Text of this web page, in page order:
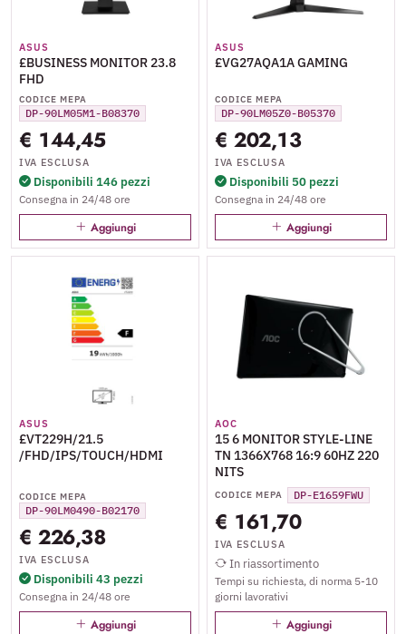
ASUS
£BUSINESS MONITOR 23.8
FHD
CODICE MEPA
DP-90LM05M1-B08370
€ 144,45
IVA ESCLUSA
Disponibili 146 pezzi
Consegna in 24/48 ore
Aggiungi
ASUS
£VG27AQA1A GAMING
CODICE MEPA
DP-90LM05Z0-B05370
€ 202,13
IVA ESCLUSA
Disponibili 50 pezzi
Consegna in 24/48 ore
Aggiungi
ASUS
£VT229H/21.5
/FHD/IPS/TOUCH/HDMI
CODICE MEPA
DP-90LM0490-B02170
€ 226,38
IVA ESCLUSA
Disponibili 43 pezzi
Consegna in 24/48 ore
Aggiungi
AOC
15 6 MONITOR STYLE-LINE
TN 1366X768 16:9 60HZ 220
NITS
CODICE MEPA DP-E1659FWU
€ 161,70
IVA ESCLUSA
In riassortimento
Tempi su richiesta, di norma 5-10
giorni lavorativi
Aggiungi